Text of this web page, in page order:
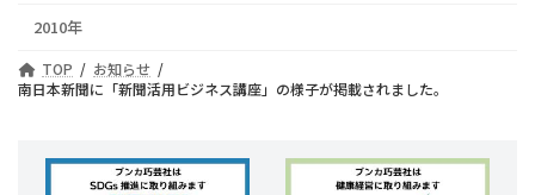
2010年
TOP
お知らせ
南日本新聞に「新聞活用ビジネス講座」の様子が掲載されました。